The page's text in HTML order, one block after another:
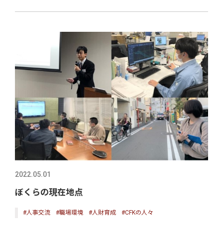
2022.05.01
ぼくらの現在地点
#人事交流 #職場環境 #人財育成 #CFKの人々